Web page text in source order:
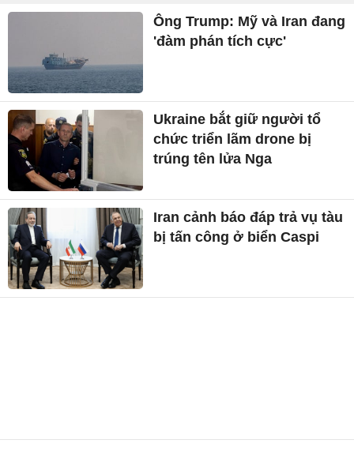
Ông Trump: Mỹ và Iran đang
'đàm phán tích cực'
Ukraine bắt giữ người tổ
chức triển lãm drone bị
trúng tên lửa Nga
Iran cảnh báo đáp trả vụ tàu
bị tấn công ở biển Caspi